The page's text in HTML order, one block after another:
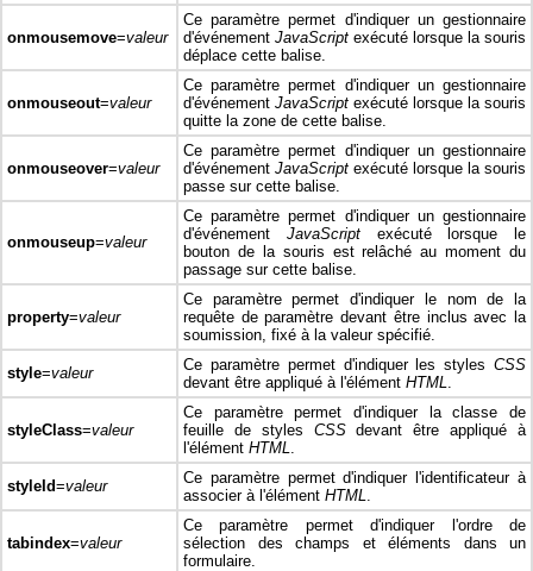
onmousemove=valeur
Ce paramètre permet d'indiquer un gestionnaire
d'événement JavaScript exécuté lorsque la souris
déplace cette balise.
onmouseout=valeur
Ce paramètre permet d'indiquer un gestionnaire
d'événement JavaScript exécuté lorsque la souris
quitte la zone de cette balise.
onmouseover=valeur
Ce paramètre permet d'indiquer un gestionnaire
d'événement JavaScript exécuté lorsque la souris
passe sur cette balise.
onmouseup=valeur
Ce paramètre permet d'indiquer un gestionnaire
d'événement JavaScriptexécuté lorsque le
bouton de la souris est relâché au moment du
passage sur cette balise.
property=valeur
Ce paramètre permet d'indiquer le nom de la
requête de paramètre devant être inclus avec la
soumission, fixé à la valeur spécifié.
style=valeur Ce paramètre permet d'indiquer les styles CSS
devant être appliqué à l'élément HTML.
styleClass=valeur
Ce paramètre permet d'indiquer la classe de
feuille de styles CSSdevant être appliqué à
l'élément HTML.
styleId=valeur
Ce paramètre permet d'indiquer l'identificateur à
associer à l'élément HTML.
tabindex=valeur
Ce paramètre permet d'indiquer l'ordre de
sélection des champs et éléments dans un
formulaire.